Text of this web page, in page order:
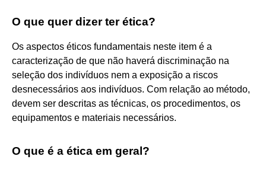
O que quer dizer ter ética?
Os aspectos éticos fundamentais neste item é a
caracterização de que não haverá discriminação na
seleção dos indivíduos nem a exposição a riscos
desnecessários aos indivíduos. Com relação ao método,
devem ser descritas as técnicas, os procedimentos, os
equipamentos e materiais necessários.
O que é a ética em geral?